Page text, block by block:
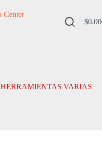
Carro
$0.00
HERRAMIENTAS VARIAS